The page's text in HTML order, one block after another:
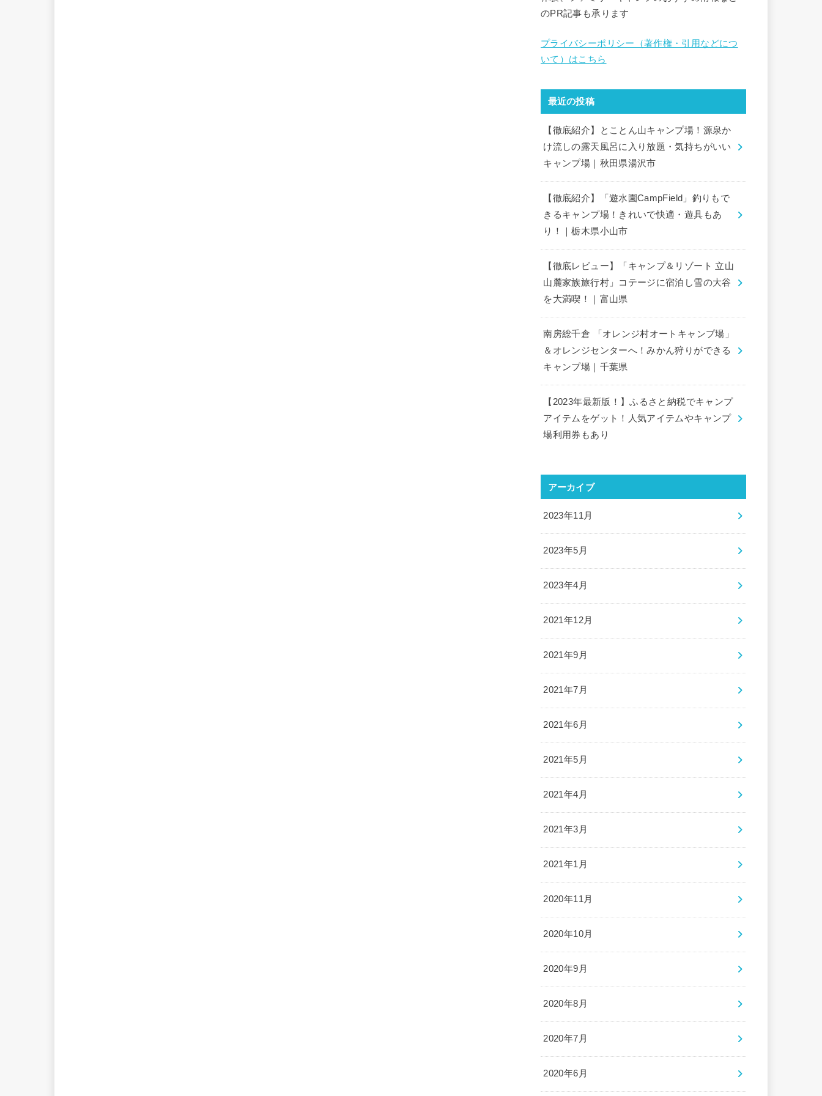
のPR記事も承ります
プライバシーポリシー（著作権・引用などにつ
いて）はこちら
最近の投稿
【徹底紹介】とことん山キャンプ場！源泉か
け流しの露天風呂に入り放題・気持ちがいい
キャンプ場｜秋田県湯沢市
【徹底紹介】「遊水園CampField」釣りもで
きるキャンプ場！きれいで快適・遊具もあ
り！｜栃木県小山市
【徹底レビュー】「キャンプ＆リゾート 立山
山麓家族旅行村」コテージに宿泊し雪の大谷
を大満喫！｜富山県
南房総千倉 「オレンジ村オートキャンプ場」
＆オレンジセンターへ！みかん狩りができる
キャンプ場｜千葉県
【2023年最新版！】ふるさと納税でキャンプ
アイテムをゲット！人気アイテムやキャンプ
場利用券もあり
アーカイブ
2023年11月
2023年5月
2023年4月
2021年12月
2021年9月
2021年7月
2021年6月
2021年5月
2021年4月
2021年3月
2021年1月
2020年11月
2020年10月
2020年9月
2020年8月
2020年7月
2020年6月